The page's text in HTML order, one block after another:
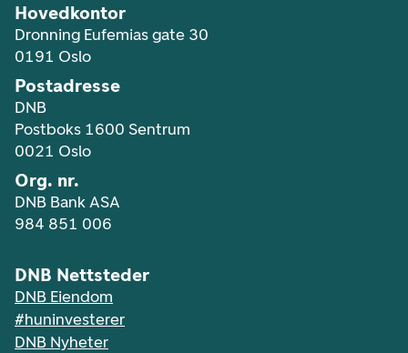
Hovedkontor
Dronning Eufemias gate 30
0191 Oslo
Postadresse
DNB
Postboks 1600 Sentrum
0021 Oslo
Org. nr.
DNB Bank ASA
984 851 006
DNB Nettsteder
DNB Eiendom
#huninvesterer
DNB Nyheter